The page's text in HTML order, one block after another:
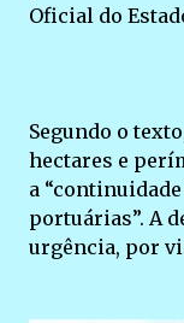
Oficial do
Segundo o
hectares e
a
portuárias”. A
urgência, por